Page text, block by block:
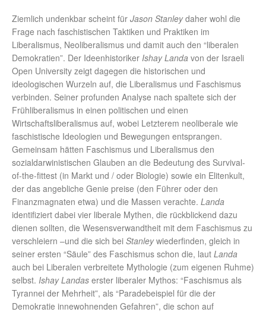
Ziemlich undenkbar scheint für Jason Stanleydaher wohl die
Frage nach faschistischen Taktiken und Praktiken im
Liberalismus, Neoliberalismus und damit auch den “liberalen
Demokratien”. Der Ideenhistoriker Ishay Landa von der Israeli
Open University zeigt dagegen die historischen und
ideologischen Wurzeln auf, die Liberalismus und Faschismus
verbinden. Seiner profunden Analyse nach spaltete sich der
Frühliberalismus in einen politischen und einen
Wirtschaftsliberalismus auf, wobei Letzterem neoliberale wie
faschistische Ideologien und Bewegungen entsprangen.
Gemeinsam hätten Faschismus und Liberalismus den
sozialdarwinistischen Glauben an die Bedeutung des Survival-
of-the-fittest (in Markt und / oder Biologie) sowie ein Elitenkult,
der das angebliche Genie preise (den Führer oder den
Finanzmagnaten etwa) und die Massen verachte. Landa
identifiziert dabei vier liberale Mythen, die rückblickend dazu
dienen sollten, die Wesensverwandtheit mit dem Faschismus zu
verschleiern –und die sich bei Stanleywiederfinden, gleich in
seiner ersten “Säule” des Faschismus schon die, laut Landa
auch bei Liberalen verbreitete Mythologie (zum eigenen Ruhme)
selbst. Ishay Landas erster liberaler Mythos: “Faschismus als
Tyrannei der Mehrheit”, als “Paradebeispiel für die der
Demokratie innewohnenden Gefahren”, die schon auf